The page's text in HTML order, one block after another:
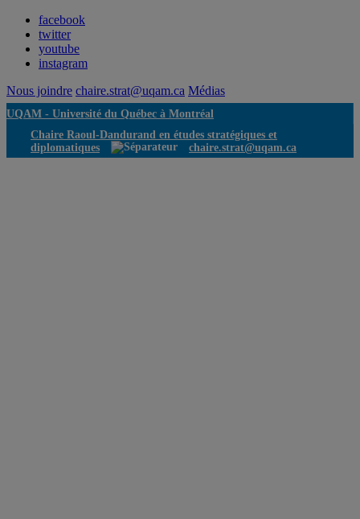
facebook
twitter
youtube
instagram
Nous joindre chaire.strat@uqam.ca Médias
UQAM - Université du Québec à Montréal
Chaire Raoul-Dandurand en études stratégiques et
diplomatiques
chaire.strat@uqam.ca